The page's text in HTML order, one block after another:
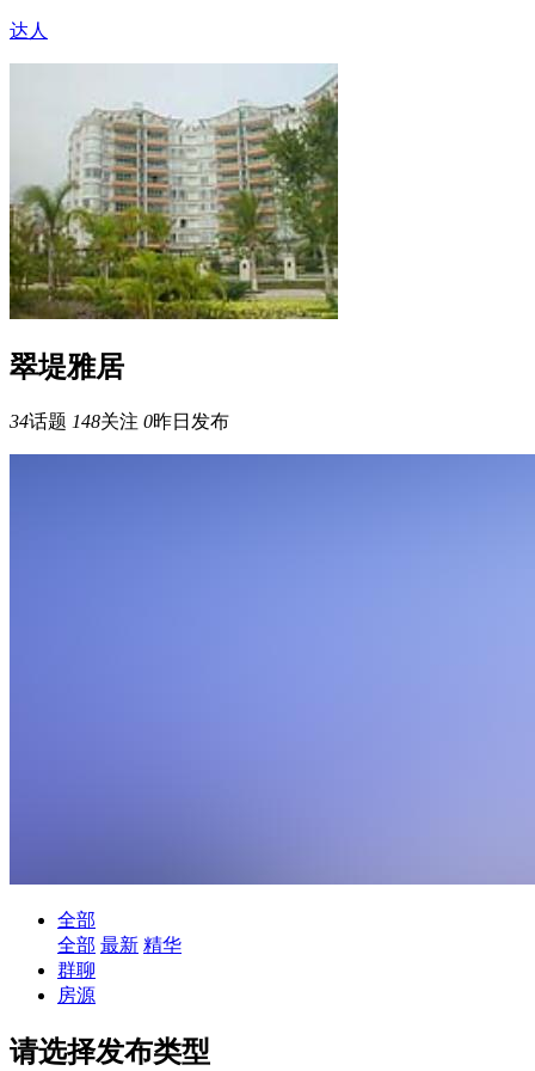
达人
翠堤雅居
34话题 148关注 0昨日发布
全部
全部 最新 精华
群聊
房源
请选择发布类型